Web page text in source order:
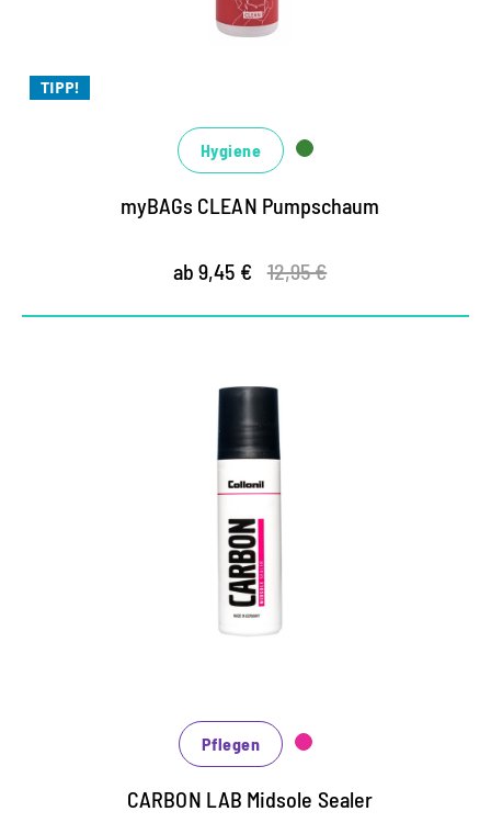
TIPP!
Hygiene
myBAGs CLEAN Pumpschaum
ab 9,45 € 12,95 €
Versiegelung für Mittelsohlen
hocheffektive Versiegelung der Mittelsohle
schützt wirkungsvoll vor Verschmutzungen
Pflegen
CARBON LAB Midsole Sealer